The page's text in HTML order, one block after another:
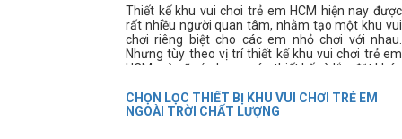
Thiết kế khu vui chơi trẻ em HCM hiện nay được
rất nhiều người quan tâm, nhằm tạo một khu vui
chơi riêng biệt cho các em nhỏ chơi với nhau.
Nhưng tùy theo vị trí thiết kế khu vui chơi trẻ em
HCM mà sẽ có phương án thiết kế và lắp đặt khác
CHỌN LỌC THIẾT BỊ KHU VUI CHƠI TRẺ EM
NGOÀI TRỜI CHẤT LƯỢNG